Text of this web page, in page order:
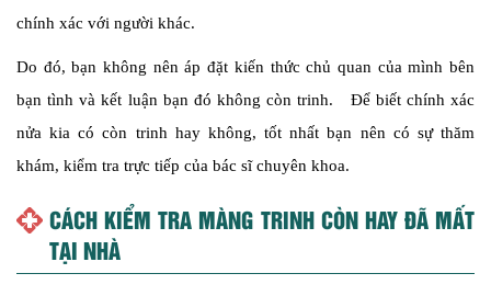
chính xác với người khác.
Do đó, bạn không nên áp đặt kiến thức chủ quan của mình bên
bạn tình và kết luận bạn đó không còn trinh. Để biết chính xác
nửa kia có còn trinh hay không, tốt nhất bạn nên có sự thăm
khám, kiểm tra trực tiếp của bác sĩ chuyên khoa.
CÁCH KIỂM TRA MÀNG TRINH CÒN HAY ĐÃ MẤT
TẠI NHÀ